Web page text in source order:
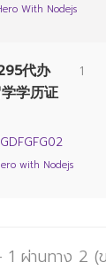
With Nodejs
代办
学历证
with Nodejs
1
1 ผ่านทาง 2